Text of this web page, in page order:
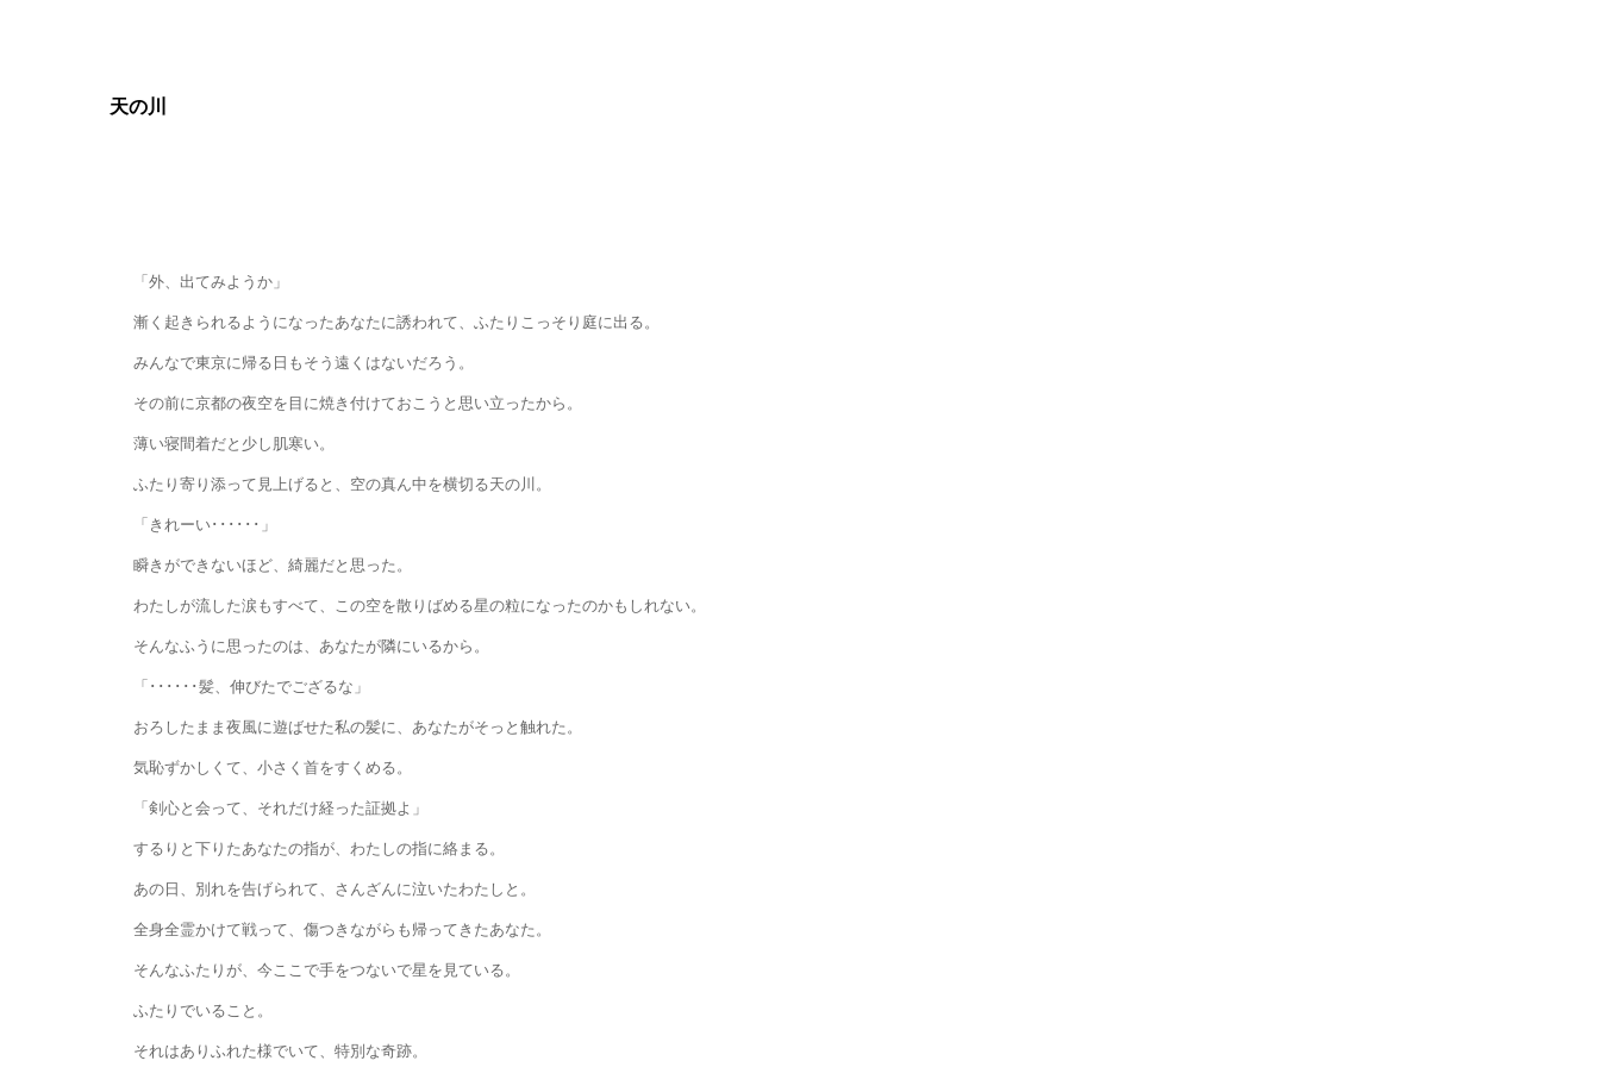
天の川
「外、出てみようか」
漸く起きられるようになったあなたに誘われて、ふたりこっそり庭に出る。
みんなで東京に帰る日もそう遠くはないだろう。
その前に京都の夜空を目に焼き付けておこうと思い立ったから。
薄い寝間着だと少し肌寒い。
ふたり寄り添って見上げると、空の真ん中を横切る天の川。
「きれーい･･････」
瞬きができないほど、綺麗だと思った。
わたしが流した涙もすべて、この空を散りばめる星の粒になったのかもしれない。
そんなふうに思ったのは、あなたが隣にいるから。
「･･････髪、伸びたでござるな」
おろしたまま夜風に遊ばせた私の髪に、あなたがそっと触れた。
気恥ずかしくて、小さく首をすくめる。
「剣心と会って、それだけ経った証拠よ」
するりと下りたあなたの指が、わたしの指に絡まる。
あの日、別れを告げられて、さんざんに泣いたわたしと。
全身全霊かけて戦って、傷つきながらも帰ってきたあなた。
そんなふたりが、今ここで手をつないで星を見ている。
ふたりでいること。
それはありふれた様でいて、特別な奇跡。